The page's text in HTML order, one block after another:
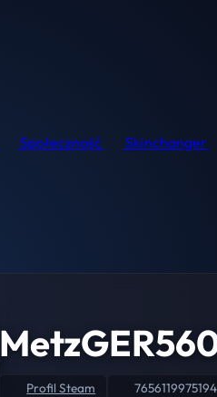
Społeczność Skinchanger
Profil Steam